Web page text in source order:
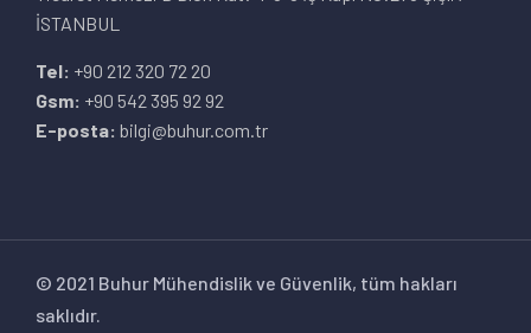
İSTANBUL
Tel: +90 212 320 72 20
Gsm: +90 542 395 92 92
E-posta: bilgi@buhur.com.tr
© 2021 Buhur Mühendislik ve Güvenlik, tüm hakları
saklıdır.